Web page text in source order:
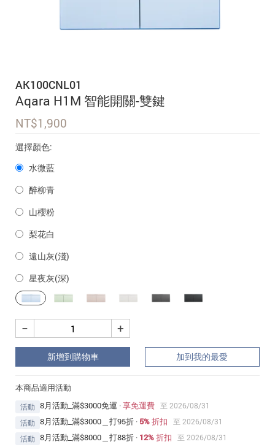
AK100CNL01
Aqara H1M 智能開關-雙鍵
NT$1,900
選擇顏色:
水微藍
醉柳青
山櫻粉
梨花白
遠山灰(淺)
星夜灰(深)
+
−
新增到購物車 加到我的最愛
本商品適用活動
活動 8月活動_滿$3000免運 ·享免運費
至 2026/08/31
活動 8月活動_滿$3000＿打95折 · 5% 折扣
至 2026/08/31
活動 8月活動_滿$8000＿打88折 · 12% 折扣
至 2026/08/31
會員資料管理
加入 JARVIS VIP